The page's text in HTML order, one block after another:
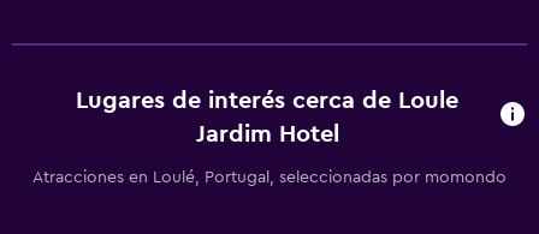
Lugares de interés cerca de Loule
Jardim Hotel
Atracciones en Loulé, Portugal, seleccionadas por momondo